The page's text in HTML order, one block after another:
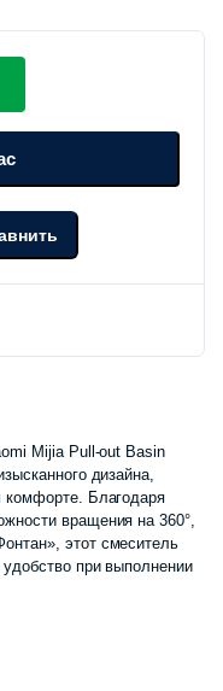
Mijia Pull-out Basin
дизайна,
комфорте. Благодаря
вращения на 360°,
этот смеситель
при выполнении